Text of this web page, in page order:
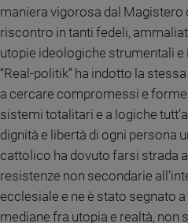
maniera vigorosa dal Magistero
riscontro in tanti fedeli,
utopie ideologiche strumentali e
“Real-politik” ha indotto la
a cercare compromessi e
sistemi totalitari e a logiche
dignità e libertà di ogni persona
cattolico ha dovuto farsi strada
resistenze non secondarie
ecclesiale e ne è stato segnato
mediane fra utopia e realtà, non